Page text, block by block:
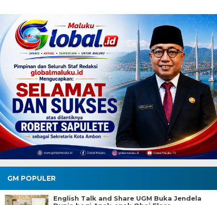
GM POPULER
English Talk and Share UGM Buka Jendela